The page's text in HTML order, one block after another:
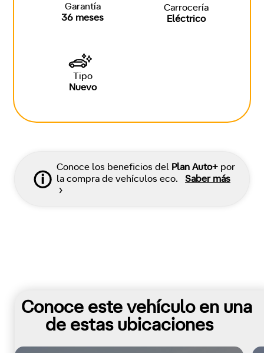
Garantía
36 meses
Carrocería
Eléctrico
Tipo
Nuevo
Conoce los beneficios del Plan Auto+ por
la compra de vehículos eco.
Saber más
Conoce este vehículo en una
de estas ubicaciones